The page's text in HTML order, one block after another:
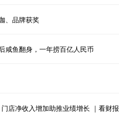
、品牌获奖
咸鱼翻身，一年捞百亿人民币
店净收入增加助推业绩增长 ｜看财报